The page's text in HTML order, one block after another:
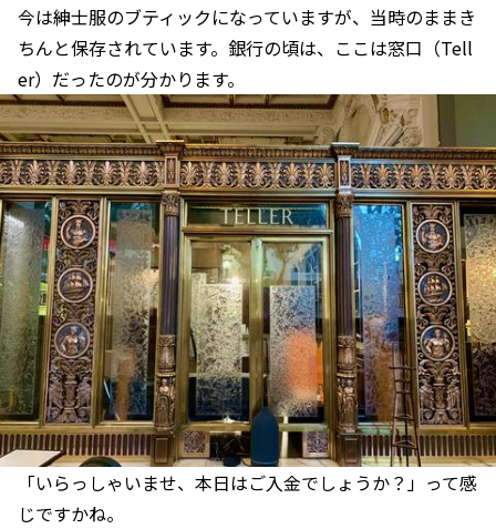
今は紳士服のブティックになっていますが、当時のままき
ちんと保存されています。銀行の頃は、ここは窓口（Tell
er）だったのが分かります。
「いらっしゃいませ、本日はご入金でしょうか？」って感
じですかね。